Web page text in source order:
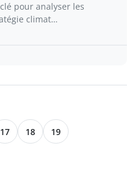
pour analyser les
climat…
17 18 19